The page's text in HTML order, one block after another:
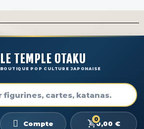
LE TEMPLE OTAKU
BOUTIQUE POP CULTURE JAPONAISE
Compte
0
0,00 €